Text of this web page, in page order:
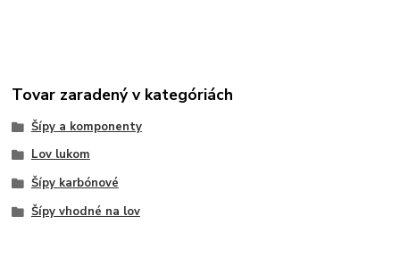
Tovar zaradený v kategóriách
Šípy a komponenty
Lov lukom
Šípy karbónové
Šípy vhodné na lov